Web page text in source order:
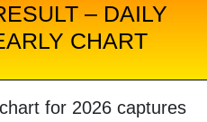
– DAILY
CHART
for 2026 captures